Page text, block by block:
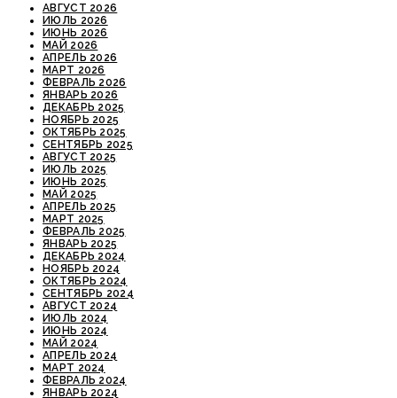
АВГУСТ 2026
ИЮЛЬ 2026
ИЮНЬ 2026
МАЙ 2026
АПРЕЛЬ 2026
МАРТ 2026
ФЕВРАЛЬ 2026
ЯНВАРЬ 2026
ДЕКАБРЬ 2025
НОЯБРЬ 2025
ОКТЯБРЬ 2025
СЕНТЯБРЬ 2025
АВГУСТ 2025
ИЮЛЬ 2025
ИЮНЬ 2025
МАЙ 2025
АПРЕЛЬ 2025
МАРТ 2025
ФЕВРАЛЬ 2025
ЯНВАРЬ 2025
ДЕКАБРЬ 2024
НОЯБРЬ 2024
ОКТЯБРЬ 2024
СЕНТЯБРЬ 2024
АВГУСТ 2024
ИЮЛЬ 2024
ИЮНЬ 2024
МАЙ 2024
АПРЕЛЬ 2024
МАРТ 2024
ФЕВРАЛЬ 2024
ЯНВАРЬ 2024